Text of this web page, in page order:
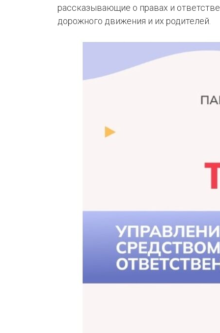
рассказывающие о правах и
дорожного движения и их родителей.